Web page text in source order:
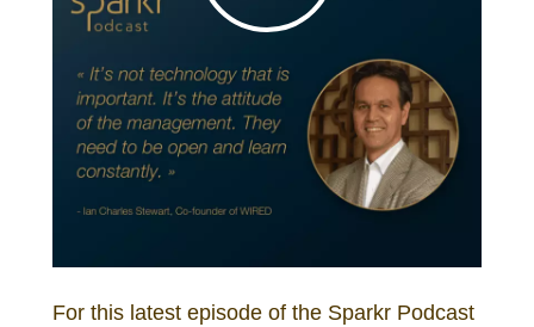
For this latest episode of the Sparkr Podcast